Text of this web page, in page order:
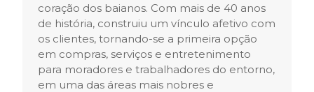
coração dos baianos. Com mais de 40 anos
de história, construiu um vínculo afetivo com
os clientes, tornando-se a primeira opção
em compras, serviços e entretenimento
para moradores e trabalhadores do entorno,
em uma das áreas mais nobres e